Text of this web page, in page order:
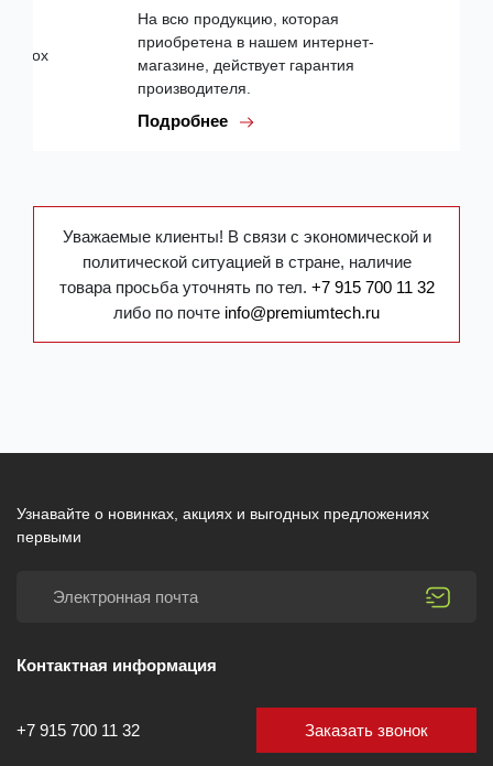
На всю продукцию, которая
приобретена в нашем интернет-
магазине, действует гарантия
производителя.
Подробнее
Уважаемые клиенты! В связи с экономической и
политической ситуацией в стране, наличие
товара просьба уточнять по тел. +7 915 700 11 32
либо по почте info@premiumtech.ru
Узнавайте о новинках, акциях и выгодных предложениях
первыми
Контактная информация
+7 915 700 11 32 Заказать звонок